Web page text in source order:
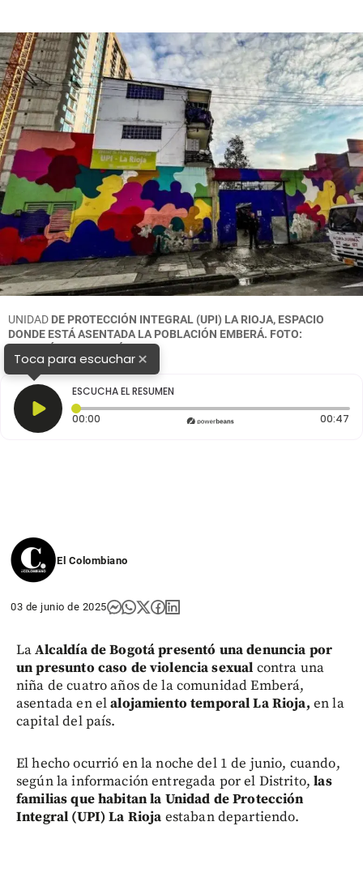
UNIDAD DE PROTECCIÓN INTEGRAL (UPI) LA RIOJA, ESPACIO
DONDE ESTÁ ASENTADA LA POBLACIÓN EMBERÁ. FOTO:
ALCALDÍA DE BOGOTÁ
Toca para escuchar×
ESCUCHA EL RESUMEN
00:00 Tiempo transcurrido: 0 segundos 00:47
El Colombiano
03 de junio de 2025
LaAlcaldía de Bogotá presentó una denuncia por
un presunto caso de violencia sexual contra una
niña de cuatro años de la comunidad Emberá,
asentada en elalojamiento temporal La Rioja, en la
capital del país.
El hecho ocurrió en la noche del 1 de junio, cuando,
según la información entregada por el Distrito,las
familias que habitan la Unidad de Protección
Integral (UPI) La Rioja estaban departiendo.